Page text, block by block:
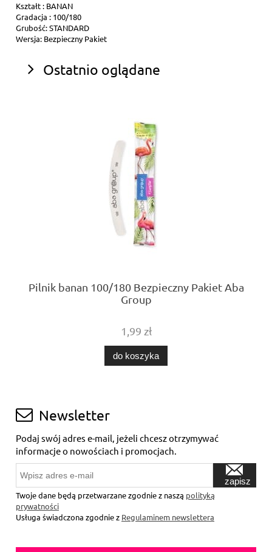
Kształt : BANAN
Gradacja : 100/180
Grubość: STANDARD
Wersja: Bezpieczny Pakiet
Ostatnio oglądane
Pilnik banan 100/180 Bezpieczny Pakiet Aba
Group
1,99 zł
do koszyka
Newsletter
Podaj swój adres e-mail, jeżeli chcesz otrzymywać
informacje o nowościach i promocjach.
zapisz
Twoje dane będą przetwarzane zgodnie z naszą polityką
prywatności
Usługa świadczona zgodnie z Regulaminem newslettera